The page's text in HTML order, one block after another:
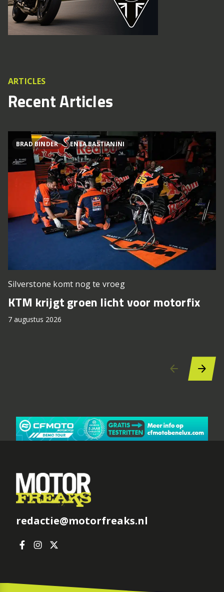
ARTICLES
Recent Articles
BRAD BINDER ENEA BASTIANINI
Silverstone komt nog te vroeg
KTM krijgt groen licht voor motorfix
7 augustus 2026
redactie@motorfreaks.nl